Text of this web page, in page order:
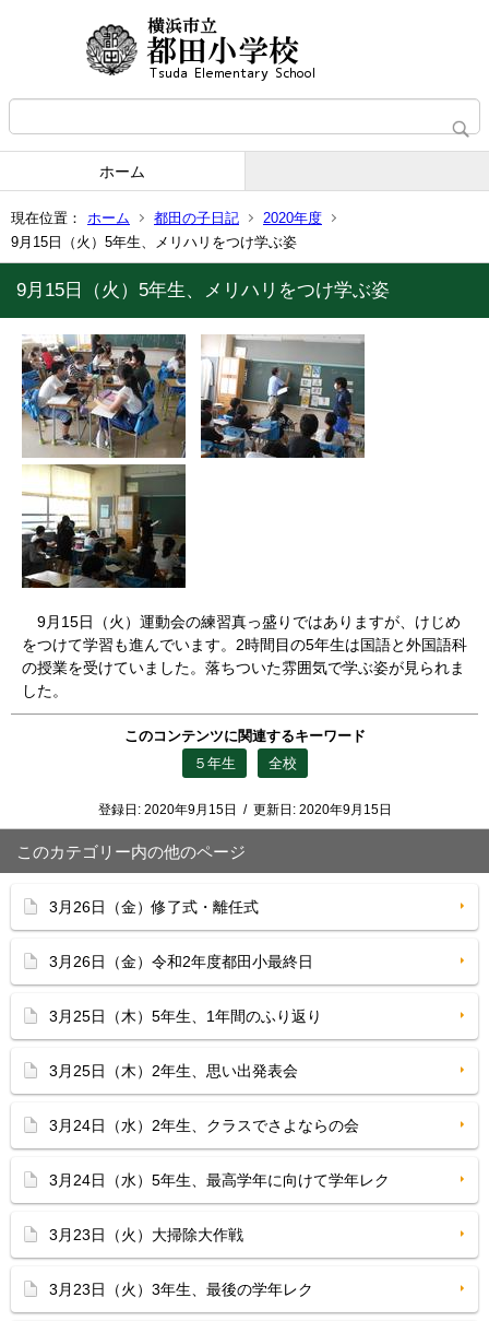
ホーム
現在位置： ホーム 都田の子日記
2020年度
9月15日（火）5年生、メリハリをつけ学ぶ姿
9月15日（火）5年生、メリハリをつけ学ぶ姿
9月15日（火）運動会の練習真っ盛りではありますが、けじめ
をつけて学習も進んでいます。2時間目の5年生は国語と外国語科
の授業を受けていました。落ちついた雰囲気で学ぶ姿が見られま
した。
このコンテンツに関連するキーワード
５年生
全校
登録日: 2020年9月15日 / 更新日: 2020年9月15日
このカテゴリー内の他のページ
3月26日（金）修了式・離任式
3月26日（金）令和2年度都田小最終日
3月25日（木）5年生、1年間のふり返り
3月25日（木）2年生、思い出発表会
3月24日（水）2年生、クラスでさよならの会
3月24日（水）5年生、最高学年に向けて学年レク
3月23日（火）大掃除大作戦
3月23日（火）3年生、最後の学年レク